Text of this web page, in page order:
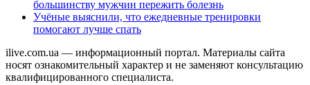
большинству мужчин пережить болезнь
Учёные выяснили, что ежедневные тренировки
помогают лучше спать
ilive.com.ua — информационный портал. Материалы сайта
носят ознакомительный характер и не заменяют консультацию
квалифицированного специалиста.